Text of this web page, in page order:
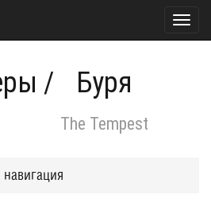
/ Буря
The Tempest
навигация